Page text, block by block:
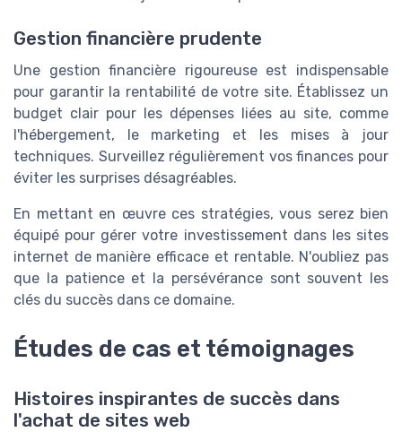
Gestion financière prudente
Une gestion financière rigoureuse est indispensable
pour garantir la rentabilité de votre site. Établissez un
budget clair pour les dépenses liées au site, comme
l'hébergement, le marketing et les mises à jour
techniques. Surveillez régulièrement vos finances pour
éviter les surprises désagréables.
En mettant en œuvre ces stratégies, vous serez bien
équipé pour gérer votre investissement dans les sites
internet de manière efficace et rentable. N'oubliez pas
que la patience et la persévérance sont souvent les
clés du succès dans ce domaine.
Études de cas et témoignages
Histoires inspirantes de succès dans
l'achat de sites web